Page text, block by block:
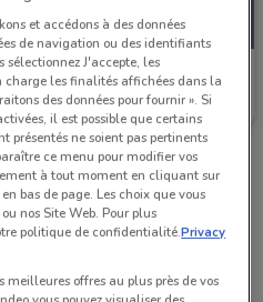
1.3 km
et accédons à des données
de navigation ou des identifiants
sélectionnez J'accepte, les
charge les finalités affichées dans la
des données pour fournir ». Si
il est possible que certains
présentés ne soient pas pertinents
ce menu pour modifier vos
à tout moment en cliquant sur
bas de page. Les choix que vous
nos Site Web. Pour plus
politique de confidentialité.Privacy
offres au plus près de vos